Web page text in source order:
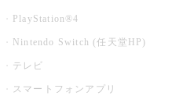
PlayStation®4
Nintendo Switch (任天堂HP)
テレビ
スマートフォンアプリ